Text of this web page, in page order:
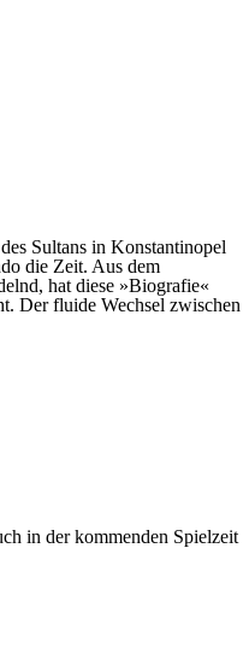
Sultans in Konstantinopel
die Zeit. Aus dem
hat diese »Biografie«
Der fluide Wechsel zwischen
in der kommenden Spielzeit